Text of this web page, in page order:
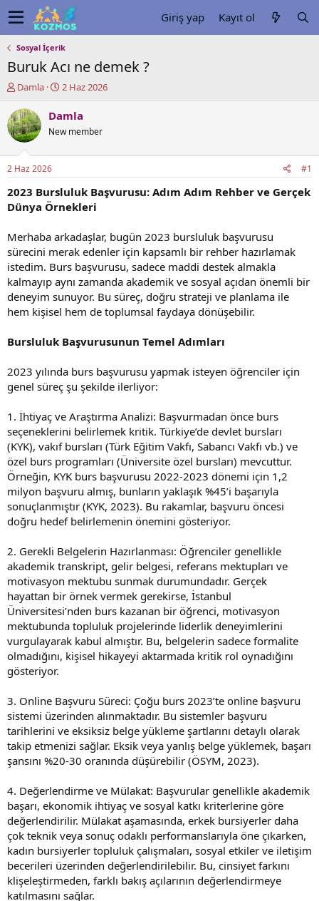
Giriş yap Kayıt ol
Sosyal İçerik
Buruk Acı ne demek ?
K
n
u
y
b
a
ş
l
a
a
n
Damla
B
ş
a
ç
a
i
h
i
2 Haz 2026
Damla
New member
2 Haz 2026 #1
2023 Bursluluk Başvurusu: Adım Adım Rehber ve Gerçek
Dünya Örnekleri
Merhaba arkadaşlar, bugün 2023 bursluluk başvurusu
sürecini merak edenler için kapsamlı bir rehber hazırlamak
istedim. Burs başvurusu, sadece maddi destek almakla
kalmayıp aynı zamanda akademik ve sosyal açıdan önemli bir
deneyim sunuyor. Bu süreç, doğru strateji ve planlama ile
hem kişisel hem de toplumsal faydaya dönüşebilir.
Bursluluk Başvurusunun Temel Adımları
2023 yılında burs başvurusu yapmak isteyen öğrenciler için
genel süreç şu şekilde ilerliyor:
1. İhtiyaç ve Araştırma Analizi: Başvurmadan önce burs
seçeneklerini belirlemek kritik. Türkiye’de devlet bursları
(KYK), vakıf bursları (Türk Eğitim Vakfı, Sabancı Vakfı vb.) ve
özel burs programları (Üniversite özel bursları) mevcuttur.
Örneğin, KYK burs başvurusu 2022-2023 dönemi için 1,2
milyon başvuru almış, bunların yaklaşık %45’i başarıyla
sonuçlanmıştır (KYK, 2023). Bu rakamlar, başvuru öncesi
doğru hedef belirlemenin önemini gösteriyor.
2. Gerekli Belgelerin Hazırlanması: Öğrenciler genellikle
akademik transkript, gelir belgesi, referans mektupları ve
motivasyon mektubu sunmak durumundadır. Gerçek
hayattan bir örnek vermek gerekirse, İstanbul
Üniversitesi’nden burs kazanan bir öğrenci, motivasyon
mektubunda topluluk projelerinde liderlik deneyimlerini
vurgulayarak kabul almıştır. Bu, belgelerin sadece formalite
olmadığını, kişisel hikayeyi aktarmada kritik rol oynadığını
gösteriyor.
3. Online Başvuru Süreci: Çoğu burs 2023’te online başvuru
sistemi üzerinden alınmaktadır. Bu sistemler başvuru
tarihlerini ve eksiksiz belge yükleme şartlarını detaylı olarak
takip etmenizi sağlar. Eksik veya yanlış belge yüklemek, başarı
şansını %20-30 oranında düşürebilir (ÖSYM, 2023).
4. Değerlendirme ve Mülakat: Başvurular genellikle akademik
başarı, ekonomik ihtiyaç ve sosyal katkı kriterlerine göre
değerlendirilir. Mülakat aşamasında, erkek bursiyerler daha
çok teknik veya sonuç odaklı performanslarıyla öne çıkarken,
kadın bursiyerler topluluk çalışmaları, sosyal etkiler ve iletişim
becerileri üzerinden değerlendirilebilir. Bu, cinsiyet farkını
klişeleştirmeden, farklı bakış açılarının değerlendirmeye
katılmasını sağlar.